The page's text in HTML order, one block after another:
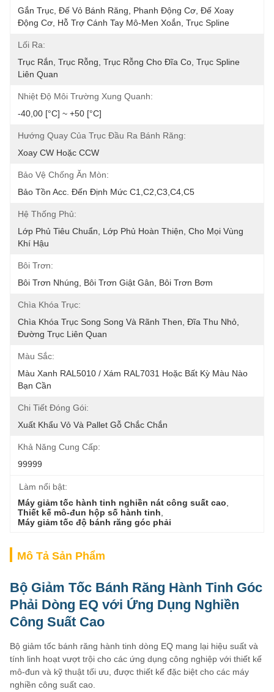
Gắn Trục, Đế Vỏ Bánh Răng, Phanh Động Cơ, Đế Xoay
Động Cơ, Hỗ Trợ Cánh Tay Mô-Men Xoắn, Trục Spline
Lối Ra:
Trục Rắn, Trục Rỗng, Trục Rỗng Cho Đĩa Co, Trục Spline
Liên Quan
Nhiệt Độ Môi Trường Xung Quanh:
-40,00 [°C] ~ +50 [°C]
Hướng Quay Của Trục Đầu Ra Bánh Răng:
Xoay CW Hoặc CCW
Bảo Vệ Chống Ăn Mòn:
Bảo Tồn Acc. Đến Định Mức C1,C2,C3,C4,C5
Hệ Thống Phủ:
Lớp Phủ Tiêu Chuẩn, Lớp Phủ Hoàn Thiện, Cho Mọi Vùng
Khí Hậu
Bôi Trơn:
Bôi Trơn Nhúng, Bôi Trơn Giật Gân, Bôi Trơn Bơm
Chìa Khóa Trục:
Chìa Khóa Trục Song Song Và Rãnh Then, Đĩa Thu Nhỏ,
Đường Trục Liên Quan
Màu Sắc:
Màu Xanh RAL5010 / Xám RAL7031 Hoặc Bất Kỳ Màu Nào
Bạn Cần
Chi Tiết Đóng Gói:
Xuất Khẩu Vỏ Và Pallet Gỗ Chắc Chắn
Khả Năng Cung Cấp:
99999
Làm nổi bật:
Máy giảm tốc hành tinh nghiền nát công suất cao
Thiết kế mô-đun hộp số hành tinh
Máy giảm tốc độ bánh răng góc phải
Mô Tả Sản Phẩm
Bộ Giảm Tốc Bánh Răng Hành Tinh Góc
Phải Dòng EQ với Ứng Dụng Nghiền
Công Suất Cao
Bộ giảm tốc bánh răng hành tinh dòng EQ mang lại hiệu suất và
tính linh hoạt vượt trội cho các ứng dụng công nghiệp với thiết kế
mô-đun và kỹ thuật tối ưu, được thiết kế đặc biệt cho các máy
nghiền công suất cao.